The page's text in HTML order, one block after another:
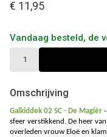
€ 11,95
Vandaag besteld, de
Omschrijving
Galkiddek 02 SC - De Magiër -
sfeer verstikkend. De heer
overleden vrouw Eloë en